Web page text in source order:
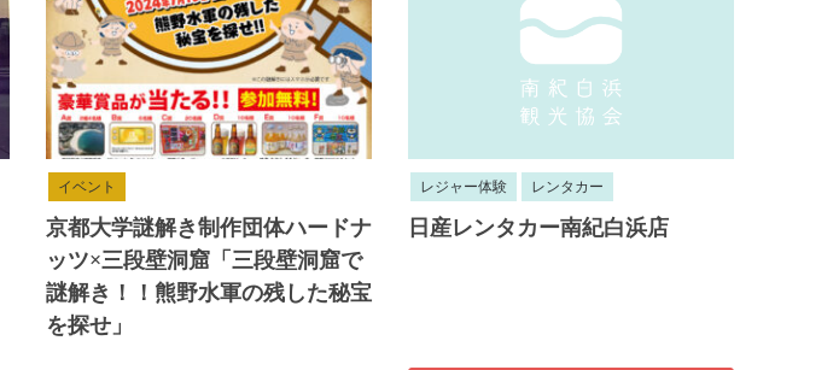
イベント
京都大学謎解き制作団体ハードナ
ッツ×三段壁洞窟「三段壁洞窟で
謎解き！！熊野水軍の残した秘宝
を探せ」
レジャー体験 レンタカー
日産レンタカー南紀白浜店